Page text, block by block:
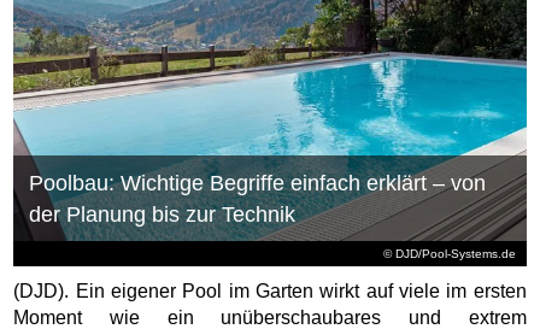
© DJD/Pool-Systems.de
Poolbau: Wichtige Begriffe einfach erklärt – von
der Planung bis zur Technik
(DJD). Ein eigener Pool im Garten wirkt auf viele im ersten
Moment wie ein unüberschaubares und extrem